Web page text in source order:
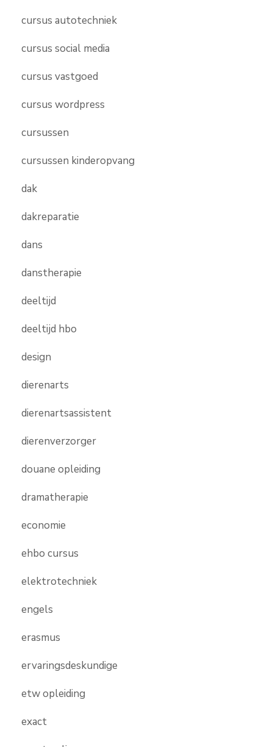
cursus autotechniek
cursus social media
cursus vastgoed
cursus wordpress
cursussen
cursussen kinderopvang
dak
dakreparatie
dans
danstherapie
deeltijd
deeltijd hbo
design
dierenarts
dierenartsassistent
dierenverzorger
douane opleiding
dramatherapie
economie
ehbo cursus
elektrotechniek
engels
erasmus
ervaringsdeskundige
etw opleiding
exact